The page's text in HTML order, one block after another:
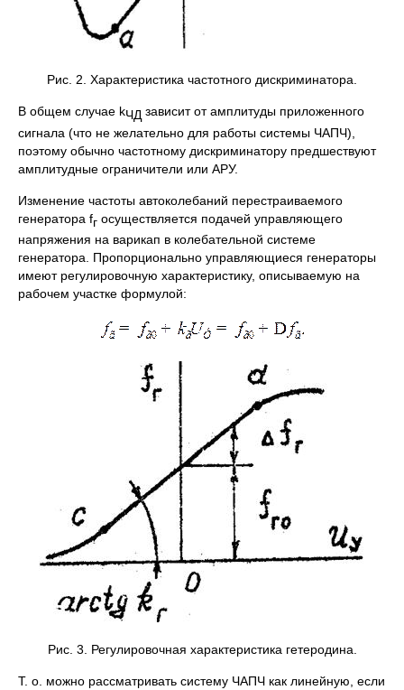
Рис. 2. Характеристика частотного дискриминатора.
В общем случае kЧД зависит от амплитуды приложенного
сигнала (что не желательно для работы системы ЧАПЧ),
поэтому обычно частотному дискриминатору предшествуют
амплитудные ограничители или АРУ.
Изменение частоты автоколебаний перестраиваемого
генератора fг осуществляется подачей управляющего
напряжения на варикап в колебательной системе
генератора. Пропорционально управляющиеся генераторы
имеют регулировочную характеристику, описываемую на
рабочем участке формулой:
Рис. 3. Регулировочная характеристика гетеродина.
Т. о. можно рассматривать систему ЧАПЧ как линейную, если